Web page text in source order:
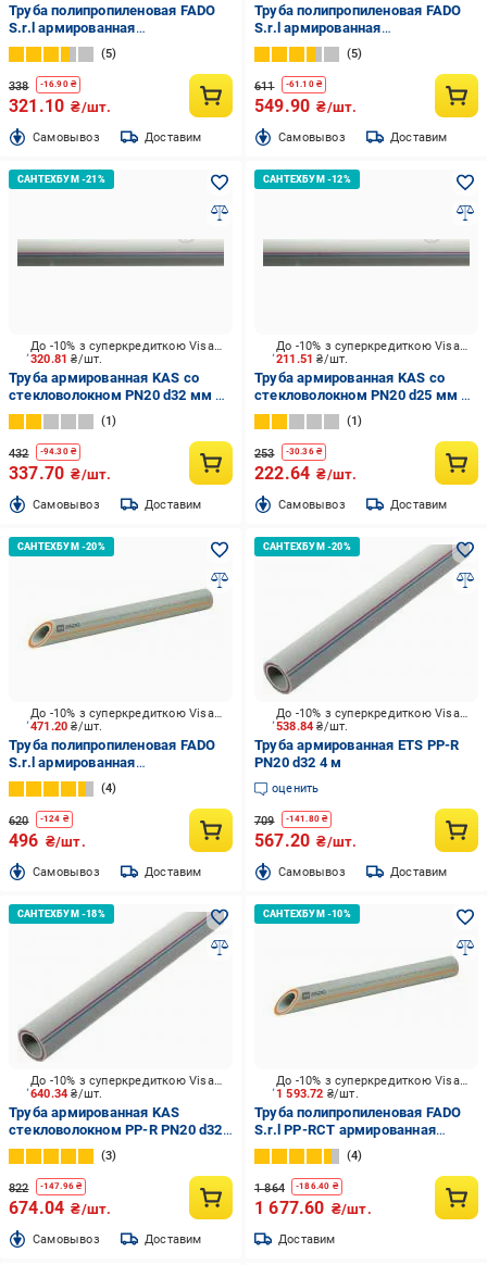
Труба полипропиленовая FADO
S.r.l армированная
стекловолокном (PPR-FB-PPR)
PN-25 25х4,2 (2 м)
5
338 -16.90₴
321.10 ₴/шт.
Cамовывоз Доставим
Труба полипропиленовая FADO
S.r.l армированная
стекловолокном (PPR-FB-PPR)
PN-25 32х5,4 (2 м)
5
611 -61.10₴
549.90 ₴/шт.
Cамовывоз Доставим
320.81₴/шт.
До -10% з суперкредиткою Visa Вигода
Труба армированная KAS со
стекловолокном PN20 d32 мм 2
м
1
432 -94.30₴
337.70 ₴/шт.
Cамовывоз Доставим
211.51₴/шт.
До -10% з суперкредиткою Visa Вигода
Труба армированная KAS со
стекловолокном PN20 d25 мм 2
м
1
253 -30.36₴
222.64 ₴/шт.
Cамовывоз Доставим
471.20₴/шт.
До -10% з суперкредиткою Visa Вигода
Труба полипропиленовая FADO
S.r.l армированная
стекловолокном 25х4,2 мм
PPF25 (8003667011039)
4
620 -124 ₴
496 ₴/шт.
Cамовывоз Доставим
538.84₴/шт.
До -10% з суперкредиткою Visa Вигода
Труба армированная ETS PP-R
PN20 d32 4 м
оценить
709 -141.80₴
567.20 ₴/шт.
Cамовывоз Доставим
640.34₴/шт.
До -10% з суперкредиткою Visa Вигода
Труба армированная KAS
стекловолокном PP-R PN20 d32
4 м
3
822 -147.96 ₴
674.04 ₴/шт.
Cамовывоз Доставим
1 593.72 ₴/шт.
До -10% з суперкредиткою Visa Вигода
Труба полипропиленовая FADO
S.r.l PP-RCT армированная
стекловолокном (PPR-FB-PPR)
PN-25 40х6,7
4
1 864 -186.40 ₴
1 677.60 ₴/шт.
Доставим